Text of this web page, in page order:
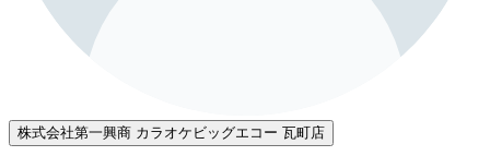
株式会社第一興商 カラオケビッグエコー 瓦町店